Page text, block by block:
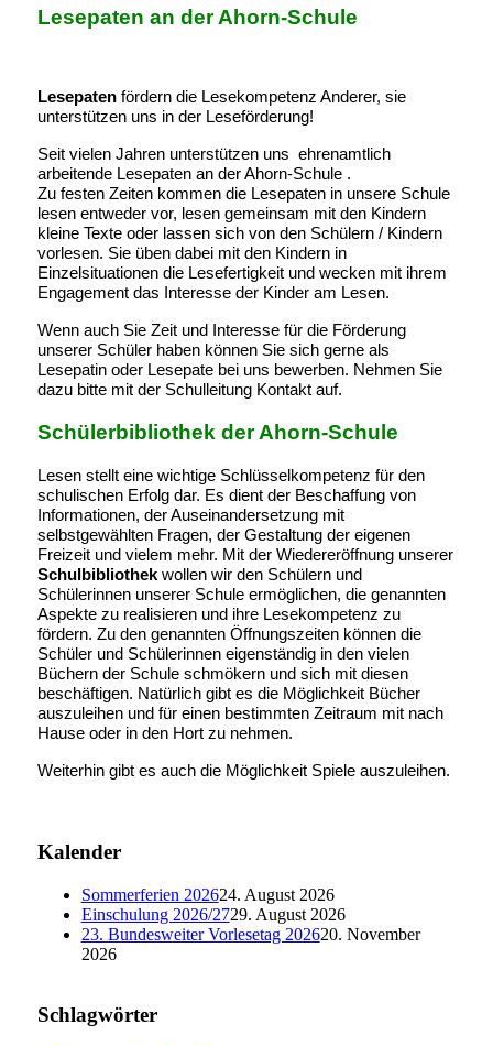
Lesepaten an der Ahorn-Schule
Lesepatenfördern die Lesekompetenz Anderer, sie
unterstützen uns in der Leseförderung!
Seit vielen Jahren unterstützen uns ehrenamtlich
arbeitende Lesepaten an der Ahorn-Schule .
Zu festen Zeiten kommen die Lesepaten in unsere Schule
lesen entweder vor, lesen gemeinsam mit den Kindern
kleine Texte oder lassen sich von den Schülern / Kindern
vorlesen. Sie üben dabei mit den Kindern in
Einzelsituationen die Lesefertigkeit und wecken mit ihrem
Engagement das Interesse der Kinder am Lesen.
Wenn auch Sie Zeit und Interesse für die Förderung
unserer Schüler haben können Sie sich gerne als
Lesepatin oder Lesepate bei uns bewerben. Nehmen Sie
dazu bitte mit der Schulleitung Kontakt auf.
Schülerbibliothek der Ahorn-Schule
Lesen stellt eine wichtige Schlüsselkompetenz für den
schulischen Erfolg dar. Es dient der Beschaffung von
Informationen, der Auseinandersetzung mit
selbstgewählten Fragen, der Gestaltung der eigenen
Freizeit und vielem mehr. Mit der Wiedereröffnung unserer
Schulbibliothekwollen wir den Schülern und
Schülerinnen unserer Schule ermöglichen, die genannten
Aspekte zu realisieren und ihre Lesekompetenz zu
fördern. Zu den genannten Öffnungszeiten können die
Schüler und Schülerinnen eigenständig in den vielen
Büchern der Schule schmökern und sich mit diesen
beschäftigen. Natürlich gibt es die Möglichkeit Bücher
auszuleihen und für einen bestimmten Zeitraum mit nach
Hause oder in den Hort zu nehmen.
Weiterhin gibt es auch die Möglichkeit Spiele auszuleihen.
Kalender
Sommerferien 202624. August 2026
Einschulung 2026/2729. August 2026
23. Bundesweiter Vorlesetag 202620. November
2026
Schlagwörter